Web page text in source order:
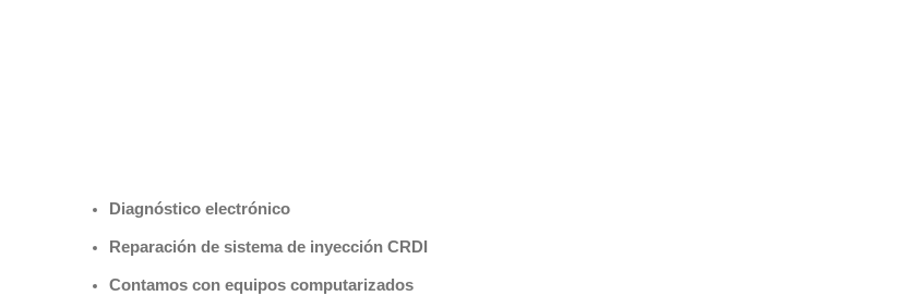
Diagnóstico electrónico
Reparación de sistema de inyección CRDI
Contamos con equipos computarizados